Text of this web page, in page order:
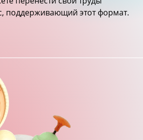
поддерживающий этот формат.